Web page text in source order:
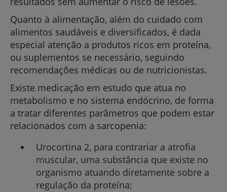
Quanto à alimentação, além do cuidado com
alimentos saudáveis e diversificados, é dada
especial atenção a produtos ricos em proteína,
ou suplementos se necessário, seguindo
recomendações médicas ou de nutricionistas.
Existe medicação em estudo que atua no
metabolismo e no sistema endócrino, de forma
a tratar diferentes parâmetros que podem estar
relacionados com a sarcopenia:
Urocortina 2, para contrariar a atrofia
muscular, uma substância que existe no
organismo atuando diretamente sobre a
regulação da proteína;